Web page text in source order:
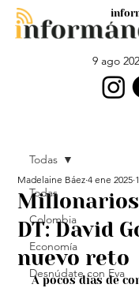
9 ago
Todas
Colombia
Economía
Desnúdate con Eva
Todas
Millonarios
DT: David
nuevo reto
Madelaine Báez 4 ene 2025
A pocos días de